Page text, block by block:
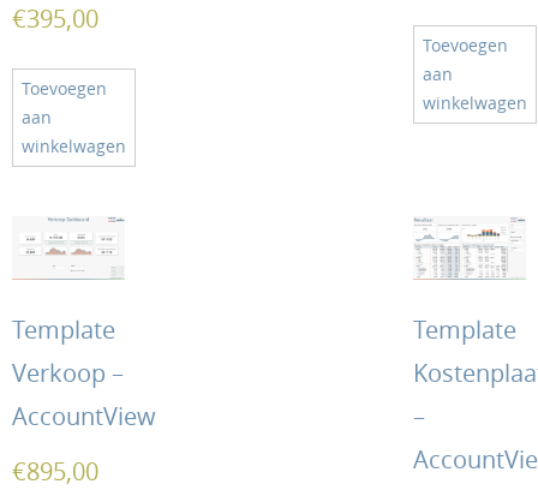
€395,00
Toevoegen
aan
winkelwagen
Toevoegen
aan
winkelwagen
Template
Verkoop –
AccountView
€895,00
Template
–